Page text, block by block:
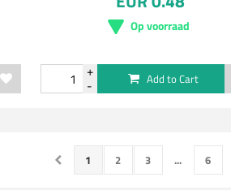
Op voorraad
Add to Cart
1 2 3 ... 6